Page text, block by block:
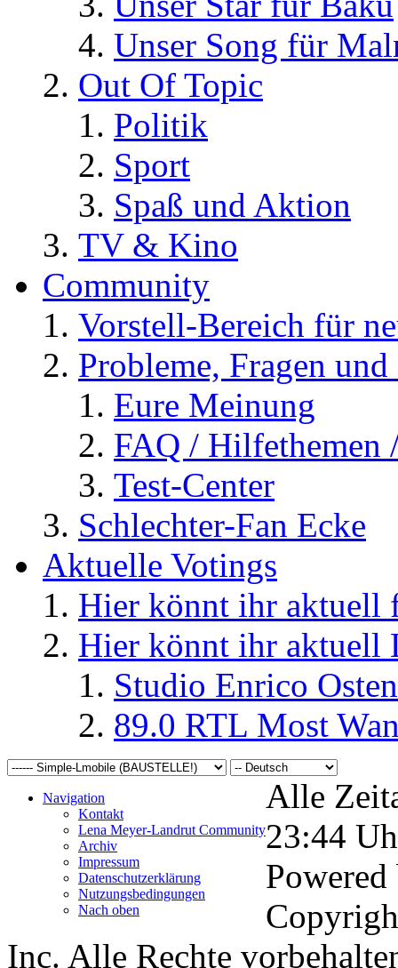
Unser Song für
Out Of Topic
Politik
Sport
Spaß und Aktion
TV & Kino
Community
Vorstell-Bereich für
Probleme, Fragen
Eure Meinung
FAQ / Hilfethemen
Test-Center
Schlechter-Fan Ecke
Aktuelle Votings
Hier könnt ihr aktuell
Hier könnt ihr aktuell
Studio Enrico
89.0 RTL Most
Navigation
Kontakt
Lena Meyer-Landrut Community
Archiv
Impressum
Datenschutzerklärung
Nutzungsbedingungen
Nach oben
Alle
23:44
Inc. Alle Rechte